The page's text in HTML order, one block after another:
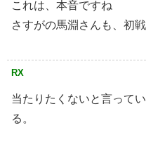
これは、本音ですね
さすがの馬淵さんも、初
RX
当たりたくないと言って
る。